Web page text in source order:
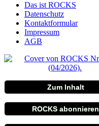
Das ist ROCKS
Datenschutz
Kontaktformular
Impressum
AGB
Zum Inhalt
ROCKS abonnieren